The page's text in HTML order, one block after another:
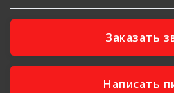
Заказать
Написать